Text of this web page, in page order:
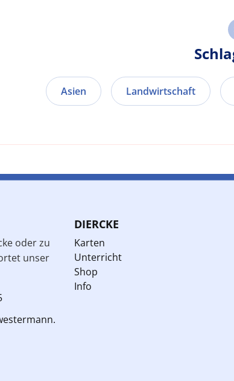
Asien Landwirtschaft
oder zu
unser
DIERCKE
Karten
Unterricht
Shop
Info